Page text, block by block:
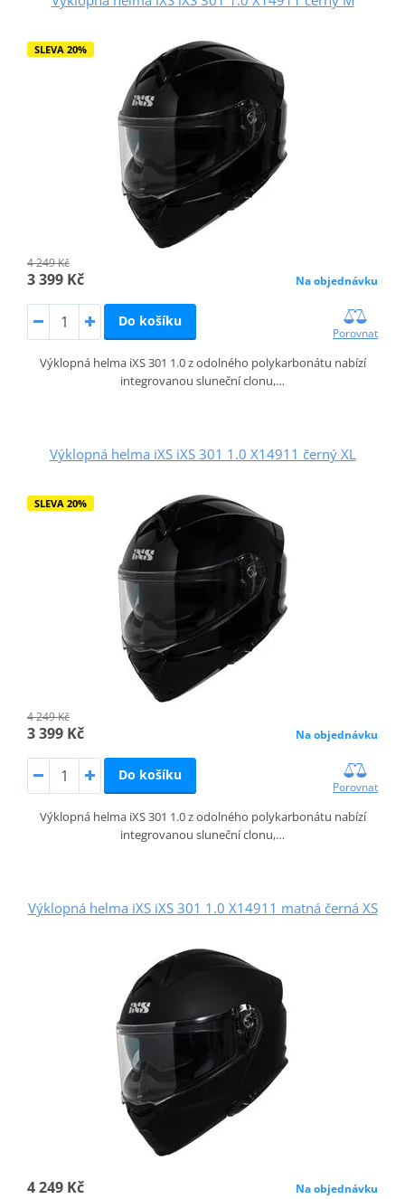
SLEVA 20%
4 249 Kč
3 399 Kč Na objednávku
Do košíku
Porovnat
Výklopná helma iXS 301 1.0 z odolného polykarbonátu nabízí
integrovanou sluneční clonu,…
Výklopná helma iXS iXS 301 1.0 X14911 černý XL
SLEVA 20%
4 249 Kč
3 399 Kč Na objednávku
Do košíku
Porovnat
Výklopná helma iXS 301 1.0 z odolného polykarbonátu nabízí
integrovanou sluneční clonu,…
Výklopná helma iXS iXS 301 1.0 X14911 matná černá XS
4 249 Kč Na objednávku